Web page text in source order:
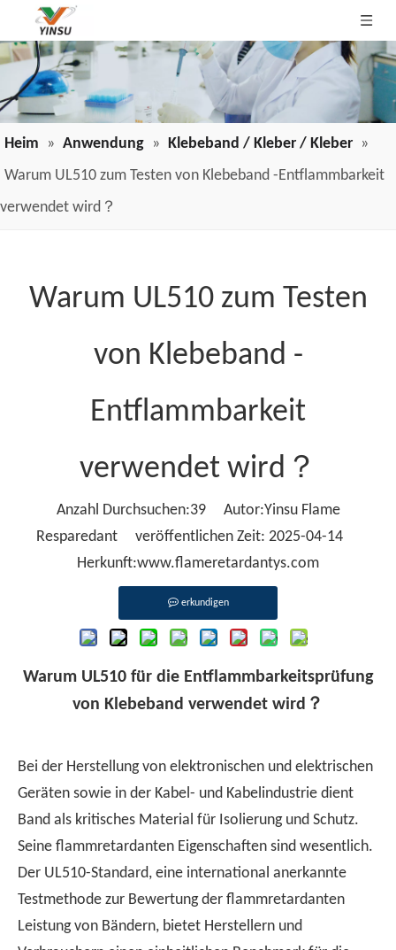
Heim » Anwendung » Klebeband / Kleber / Kleber »
Warum UL510 zum Testen von Klebeband -Entflammbarkeit
verwendet wird？
Warum UL510 zum Testen
von Klebeband -
Entflammbarkeit
verwendet wird？
Anzahl Durchsuchen:39Autor:Yinsu Flame
Resparedant veröffentlichen Zeit: 2025-04-14
Herkunft:www.flameretardantys.com
erkundigen
Warum UL510 für die Entflammbarkeitsprüfung
von Klebeband verwendet wird ？
Bei der Herstellung von elektronischen und elektrischen
Geräten sowie in der Kabel- und Kabelindustrie dient
Band als kritisches Material für Isolierung und Schutz.
Seine flammretardanten Eigenschaften sind wesentlich.
Der UL510-Standard, eine international anerkannte
Testmethode zur Bewertung der flammretardanten
Leistung von Bändern, bietet Herstellern und